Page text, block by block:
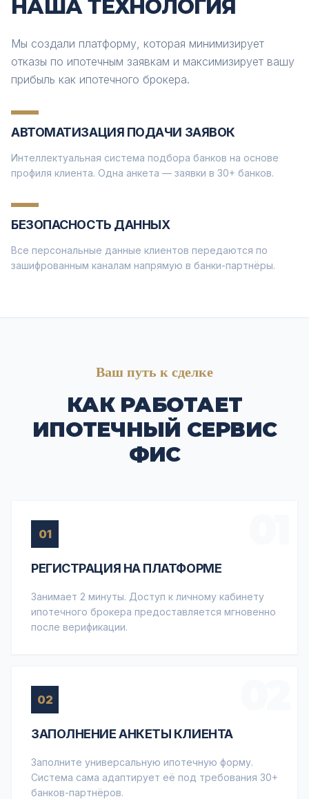
НАША ТЕХНОЛОГИЯ
Мы создали платформу, которая минимизирует
отказы по ипотечным заявкам и максимизирует вашу
прибыль как ипотечного брокера.
АВТОМАТИЗАЦИЯ ПОДАЧИ ЗАЯВОК
Интеллектуальная система подбора банков на основе
профиля клиента. Одна анкета — заявки в 30+ банков.
БЕЗОПАСНОСТЬ ДАННЫХ
Все персональные данные клиентов передаются по
зашифрованным каналам напрямую в банки-партнёры.
Ваш путь к сделке
КАК РАБОТАЕТ
ИПОТЕЧНЫЙ СЕРВИС
ФИС
01
РЕГИСТРАЦИЯ НА ПЛАТФОРМЕ
Занимает 2 минуты. Доступ к личному кабинету
ипотечного брокера предоставляется мгновенно
после верификации.
02
ЗАПОЛНЕНИЕ АНКЕТЫ КЛИЕНТА
Заполните универсальную ипотечную форму.
Система сама адаптирует её под требования 30+
банков-партнёров.